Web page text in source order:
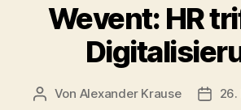
Wevent: HR
Beitragsautor
Von Alexander Krause 26.